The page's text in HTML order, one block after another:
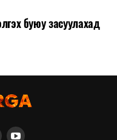
хэмжээний
буюу засуулахад